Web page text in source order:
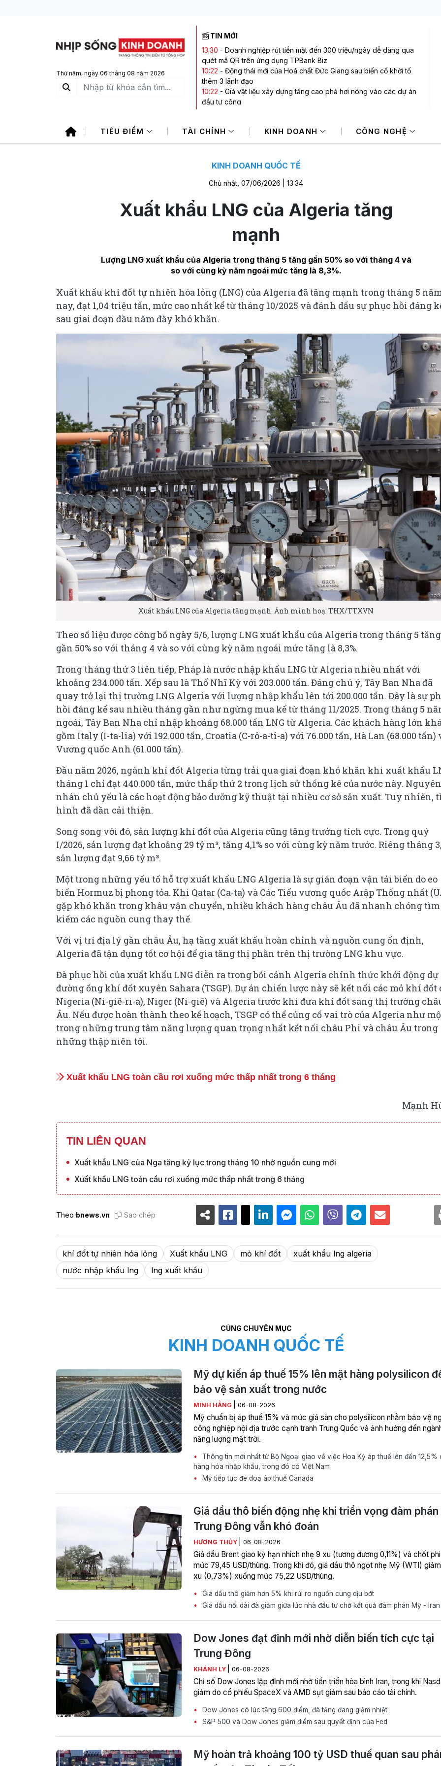
Thứ năm, ngày 06 tháng 08 năm 2026
TIN MỚI
13:30 - Doanh nghiệp rút tiền mặt đến 300 triệu/ngày dễ dàng qua
quét mã QR trên ứng dụng TPBank Biz
10:22 - Động thái mới của Hoá chất Đức Giang sau biến cố khởi tố
thêm 3 lãnh đạo
10:22 - Giá vật liệu xây dựng tăng cao phả hơi nóng vào các dự án
đầu tư công
10:00- Sóng thoát hàng chung cư: Người bán cần trả lời 7 câu hỏi
09:19-Vì sao chung cư tiếp tục là "điểm đến" hàng đầu của người
TIÊU ĐIỂM TÀI CHÍNH KINH DOANH CÔNG NGHỆ
KINH DOANH QUỐC TẾ
Chủ nhật, 07/06/2026 | 13:34
Xuất khẩu LNG của Algeria tăng
mạnh
Lượng LNG xuất khẩu của Algeria trong tháng 5 tăng gần 50% so với tháng 4 và
so với cùng kỳ năm ngoái mức tăng là 8,3%.
Xuất khẩu khí đốt tự nhiên hóa lỏng (LNG) của Algeria đã tăng mạnh trong tháng 5
nay, đạt 1,04 triệu tấn, mức cao nhất kể từ tháng 10/2025 và đánh dấu sự phục hồi đáng
sau giai đoạn đầu năm đầy khó khăn.
Xuất khẩu LNG của Algeria tăng mạnh. Ảnh minh hoạ: THX/TTXVN
Theo số liệu được công bố ngày 5/6, lượng LNG xuất khẩu của Algeria trong tháng 5 tăng
gần 50% so với tháng 4 và so với cùng kỳ năm ngoái mức tăng là 8,3%.
Trong tháng thứ 3 liên tiếp, Pháp là nước nhập khẩu LNG từ Algeria nhiều nhất với
khoảng 234.000 tấn. Xếp sau là Thổ Nhĩ Kỳ với 203.000 tấn. Đáng chú ý, Tây Ban Nha đã
quay trở lại thị trường LNG Algeria với lượng nhập khẩu lên tới 200.000 tấn. Đây là sự
hồi đáng kể sau nhiều tháng gần như ngừng mua kể từ tháng 11/2025. Trong tháng 5
ngoái, Tây Ban Nha chỉ nhập khoảng 68.000 tấn LNG từ Algeria. Các khách hàng lớn
gồm Italy (I-ta-lia) với 192.000 tấn, Croatia (C-rô-a-ti-a) với 76.000 tấn, Hà Lan (68.000 tấn)
Vương quốc Anh (61.000 tấn).
Đầu năm 2026, ngành khí đốt Algeria từng trải qua giai đoạn khó khăn khi xuất khẩu
tháng 1 chỉ đạt 440.000 tấn, mức thấp thứ 2 trong lịch sử thống kê của nước này. Nguyên
nhân chủ yếu là các hoạt động bảo dưỡng kỹ thuật tại nhiều cơ sở sản xuất. Tuy nhiên,
hình đã dần cải thiện.
Song song với đó, sản lượng khí đốt của Algeria cũng tăng trưởng tích cực. Trong quý
I/2026, sản lượng đạt khoảng 29 tỷ m³, tăng 4,1% so với cùng kỳ năm trước. Riêng tháng
sản lượng đạt 9,66 tỷ m³.
Một trong những yếu tố hỗ trợ xuất khẩu LNG Algeria là sự gián đoạn vận tải biển do eo
biển Hormuz bị phong tỏa. Khi Qatar (Ca-ta) và Các Tiểu vương quốc Arập Thống nhất
gặp khó khăn trong khâu vận chuyển, nhiều khách hàng châu Âu đã nhanh chóng tìm
kiếm các nguồn cung thay thế.
Với vị trí địa lý gần châu Âu, hạ tầng xuất khẩu hoàn chỉnh và nguồn cung ổn định,
Algeria đã tận dụng tốt cơ hội để gia tăng thị phần trên thị trường LNG khu vực.
Đà phục hồi của xuất khẩu LNG diễn ra trong bối cảnh Algeria chính thức khởi động dự
đường ống khí đốt xuyên Sahara (TSGP). Dự án chiến lược này sẽ kết nối các mỏ khí đốt
Nigeria (Ni-giê-ri-a), Niger (Ni-giê) và Algeria trước khi đưa khí đốt sang thị trường
Âu. Nếu được hoàn thành theo kế hoạch, TSGP có thể củng cố vai trò của Algeria như
trong những trung tâm năng lượng quan trọng nhất kết nối châu Phi và châu Âu trong
những thập niên tới.
Xuất khẩu LNG toàn cầu rơi xuống mức thấp nhất trong 6 tháng
Mạnh
TIN LIÊN QUAN
Xuất khẩu LNG của Nga tăng kỷ lục trong tháng 10 nhờ nguồn cung mới
Xuất khẩu LNG toàn cầu rơi xuống mức thấp nhất trong 6 tháng
Theo bnews.vn Sao chép
khí đốt tự nhiên hóa lỏng Xuất khẩu LNG mỏ khí đốt
xuất khẩu lng algeria
nước nhập khẩu lng
lng xuất khẩu
CÙNG CHUYÊN MỤC
KINH DOANH QUỐC TẾ
Mỹ dự kiến áp thuế 15% lên mặt hàng polysilicon
bảo vệ sản xuất trong nước
MINH HẰNG 06-08-2026
Mỹ chuẩn bị áp thuế 15% và mức giá sàn cho polysilicon nhằm bảo vệ
công nghiệp nội địa trước cạnh tranh Trung Quốc và ảnh hưởng đến
năng lượng mặt trời.
Thông tin mới nhất từ Bộ Ngoại giao về việc Hoa Kỳ áp thuế lên đến 12,5%
hàng hóa nhập khẩu, trong đó có Việt Nam
Mỹ tiếp tục đe doạ áp thuế Canada
Giá dầu thô biến động nhẹ khi triển vọng đàm phán
Trung Đông vẫn khó đoán
HƯƠNG THỦY 06-08-2026
Giá dầu Brent giao kỳ hạn nhích nhẹ 9 xu (tương đương 0,11%) và chốt
mức 79,45 USD/thùng. Trong khi đó, giá dầu thô ngọt nhẹ Mỹ (WTI)
xu (0,73%) xuống mức 75,22 USD/thùng.
Giá dầu thô giảm hơn 5% khi rủi ro nguồn cung dịu bớt
Giá dầu nối dài đà giảm giữa lúc nhà đầu tư chờ kết quả đàm phán Mỹ - Iran
Dow Jones đạt đỉnh mới nhờ diễn biến tích cực tại
Trung Đông
KHÁNH LY 06-08-2026
Chỉ số Dow Jones lập đỉnh mới nhờ tiến triển hòa bình Iran, trong khi
giảm do cổ phiếu SpaceX và AMD sụt giảm sau báo cáo tài chính.
Dow Jones có lúc tăng 600 điểm, đà tăng đang giảm nhiệt
S&P 500 và Dow Jones giảm điểm sau quyết định của Fed
Mỹ hoàn trả khoảng 100 tỷ USD thuế quan sau